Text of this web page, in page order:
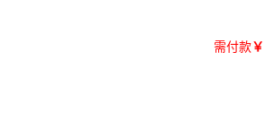
需付款￥